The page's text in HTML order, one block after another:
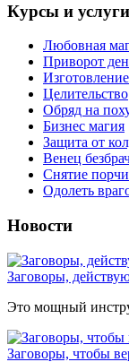
Курсы и услуги
Любовная
Приворот
Целительство
Обряд на
Бизнес магия
Защита от
Венец
Снятие порчи
Одолеть
Новости
Заговоры,
Это мощный
Заговоры, чтобы